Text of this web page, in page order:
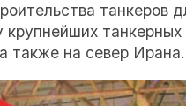
танкеров
также на север Ирана.